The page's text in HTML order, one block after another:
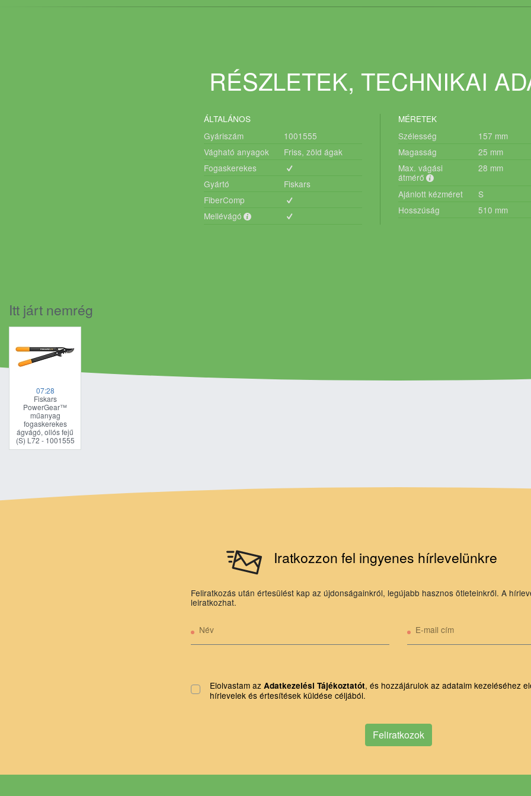
RÉSZLETEK, TECHNIKAI
ÁLTALÁNOS
Gyáriszám
1001555
Vágható anyagok
Friss, zöld ágak
Fogaskerekes
Gyártó
Fiskars
FiberComp
Mellévágó
MÉRETEK
Szélesség
157 mm
Magasság
25 mm
Max. vágási
átmérő
28 mm
Ajánlott kézméret
S
Hosszúság
510 mm
Itt járt nemrég
07:28
Fiskars
PowerGear™
műanyag
fogaskerekes
ágvágó, ollós fejű
(S) L72 - 1001555
Iratkozzon fel ingyenes hírlevelünkre
Feliratkozás után értesülést kap az újdonságainkról, legújabb hasznos ötleteinkről. A
leiratkozhat.
Név E-mail cím
Elolvastam az Adatkezelési Tájékoztatót, és hozzájárulok az adataim kezeléséhez
hírlevelek és értesítések küldése céljából.
Feliratkozok